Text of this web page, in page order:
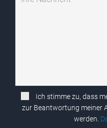
Ich stimme zu, dass
zur Beantwortung meiner
werden.